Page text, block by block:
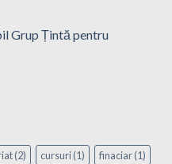
Grup Țintă pentru
(2) cursuri(1) finaciar(1)